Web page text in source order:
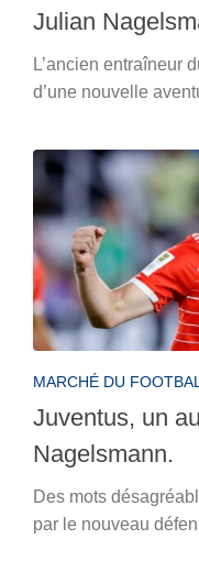
Julian
L’ancien entraîneur
d’une nouvelle
MARCHÉ DU
Juventus, un
Nagelsmann.
Des mots
par le nouveau